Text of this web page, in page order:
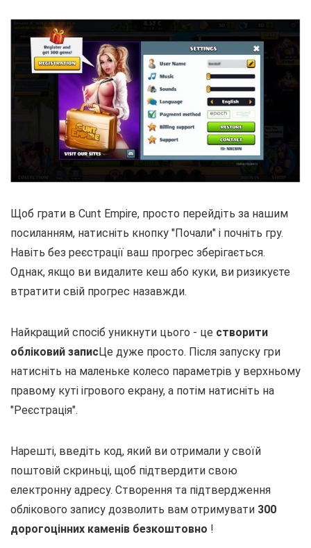
Щоб грати в Cunt Empire, просто перейдіть за нашим
посиланням, натисніть кнопку "Почали" і почніть гру.
Навіть без реєстрації ваш прогрес зберігається.
Однак, якщо ви видалите кеш або куки, ви ризикуєте
втратити свій прогрес назавжди.
Найкращий спосіб уникнути цього - це створити
обліковий записЦе дуже просто. Після запуску гри
натисніть на маленьке колесо параметрів у верхньому
правому куті ігрового екрану, а потім натисніть на
"Реєстрація".
Нарешті, введіть код, який ви отримали у своїй
поштовій скриньці, щоб підтвердити свою
електронну адресу. Створення та підтвердження
облікового запису дозволить вам отримувати 300
дорогоцінних каменів безкоштовно !